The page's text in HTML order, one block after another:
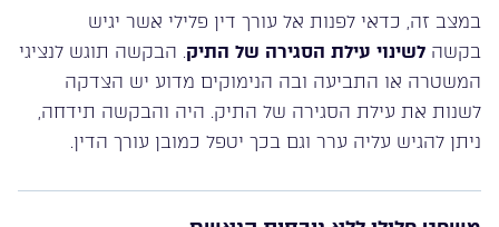
במצב זה, כדאי לפנות אל עורך דין פלילי אשר יגיש
בקשה לשינוי עילת הסגירה של התיק. הבקשה תוגש לנציגי
המשטרה או התביעה ובה הנימוקים מדוע יש הצדקה
לשנות את עילת הסגירה של התיק. היה והבקשה תידחה,
ניתן להגיש עליה ערר וגם בכך יטפל כמובן עורך הדין.